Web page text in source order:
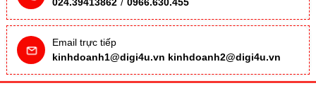
024.39413862 / 0966.630.455
Email trực tiếp
kinhdoanh1@digi4u.vn kinhdoanh2@digi4u.vn